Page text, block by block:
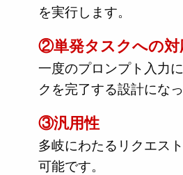
を実行します。
②単発タスクへの対
一度のプロンプト入力
クを完了する設計になっ
③汎用性
多岐にわたるリクエス
可能です。